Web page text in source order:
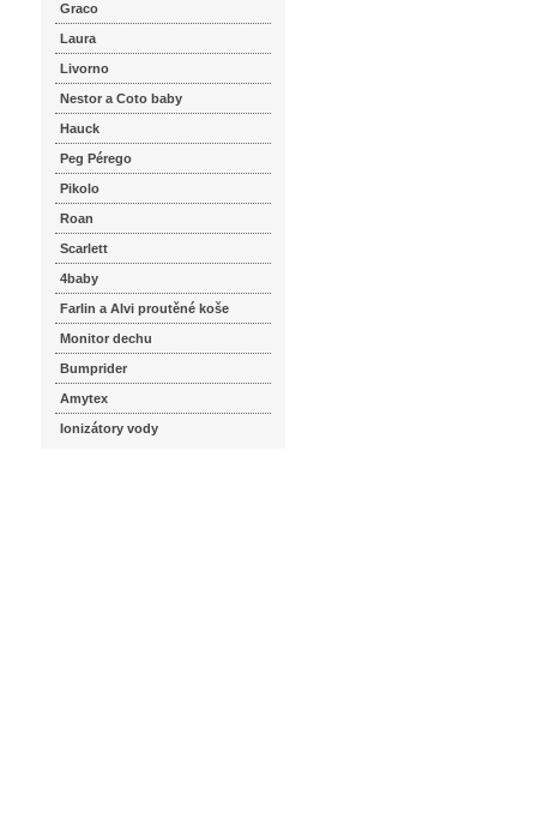
Graco
Laura
Livorno
Nestor a Coto baby
Hauck
Peg Pérego
Pikolo
Roan
Scarlett
4baby
Farlin a Alvi proutěné koše
Monitor dechu
Bumprider
Amytex
Ionizátory vody